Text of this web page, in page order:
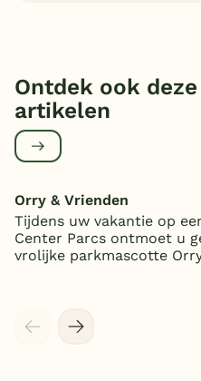
Ontdek ook
artikelen
Orry & Vrienden
Tijdens uw vakantie op
Center Parcs ontmoet u
vrolijke parkmascotte